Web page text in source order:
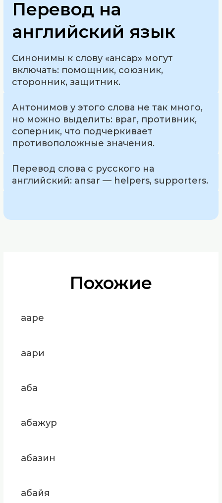
Перевод на
английский язык
Синонимы к слову «ансар» могут
включать: помощник, союзник,
сторонник, защитник.
Антонимов у этого слова не так много,
но можно выделить: враг, противник,
соперник, что подчеркивает
противоположные значения.
Перевод слова с русского на
английский: ansar — helpers, supporters.
Похожие
ааре
аари
аба
абажур
абазин
абайя